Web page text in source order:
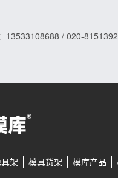
13533108688 / 020-
架 模具货架 模库产品